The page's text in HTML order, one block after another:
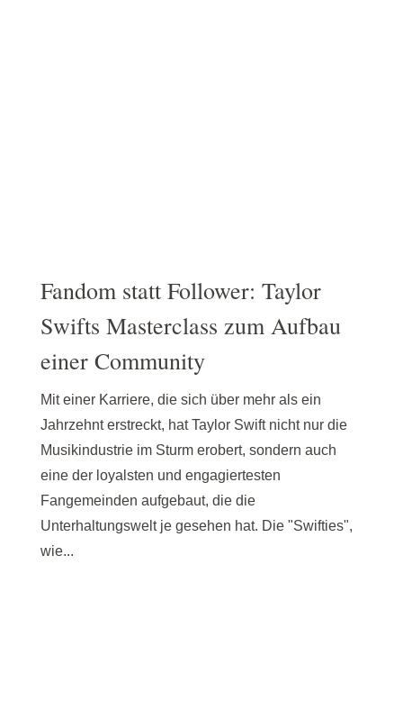
Fandom statt Follower: Taylor
Swifts Masterclass zum Aufbau
einer Community
Mit einer Karriere, die sich über mehr als ein
Jahrzehnt erstreckt, hat Taylor Swift nicht nur die
Musikindustrie im Sturm erobert, sondern auch
eine der loyalsten und engagiertesten
Fangemeinden aufgebaut, die die
Unterhaltungswelt je gesehen hat. Die "Swifties",
wie...